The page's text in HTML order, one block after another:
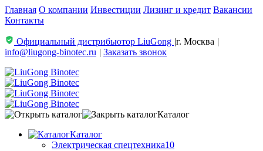
Главная О компании Инвестиции Лизинг и кредит Вакансии
Контакты
Официальный дистрибьютор LiuGong |г. Москва |
info@liugong-binotec.ru | Заказать звонок
Каталог
Каталог
Электрическая спецтехника10